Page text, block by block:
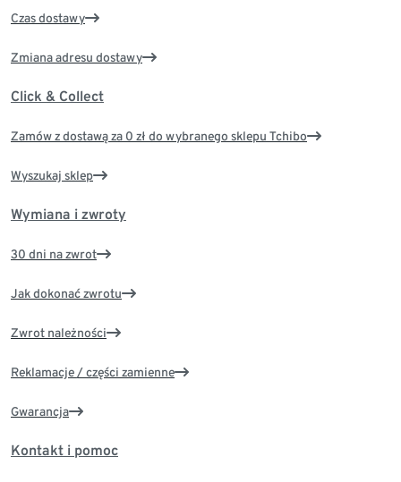
Czas dostawy
Zmiana adresu dostawy
Click & Collect
Zamów z dostawą za 0 zł do wybranego sklepu Tchibo
Wyszukaj sklep
Wymiana i zwroty
30 dni na zwrot
Jak dokonać zwrotu
Zwrot należności
Reklamacje / części zamienne
Gwarancja
Kontakt i pomoc